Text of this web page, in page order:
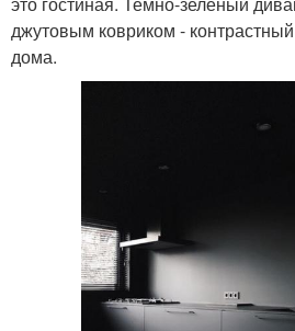
джутовым ковриком -
дома.